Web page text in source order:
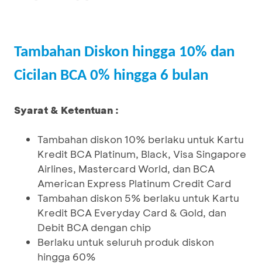
Tambahan Diskon hingga 10% dan
Cicilan BCA 0% hingga 6 bulan
Syarat & Ketentuan :
Tambahan diskon 10% berlaku untuk Kartu
Kredit BCA Platinum, Black, Visa Singapore
Airlines, Mastercard World, dan BCA
American Express Platinum Credit Card
Tambahan diskon 5% berlaku untuk Kartu
Kredit BCA Everyday Card & Gold, dan
Debit BCA dengan chip
Berlaku untuk seluruh produk diskon
hingga 60%